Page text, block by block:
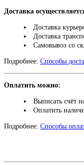
Доставка
Доставка
Доставка
Самовывоз со
Подробнее: Способы
Оплатить можно:
Выписать счёт
Оплатить
Подробнее: Способы